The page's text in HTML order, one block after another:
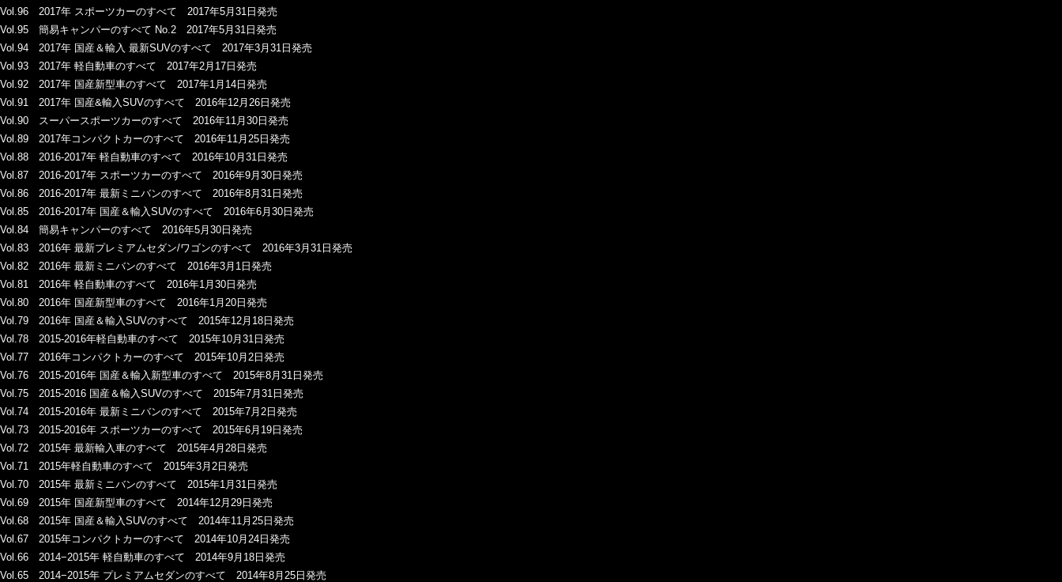
Vol.96 2017年 スポーツカーのすべて 2017年5月31日発売
Vol.95 簡易キャンパーのすべて No.2 2017年5月31日発売
Vol.94 2017年 国産＆輸入 最新SUVのすべて 2017年3月31日発売
Vol.93 2017年 軽自動車のすべて 2017年2月17日発売
Vol.92 2017年 国産新型車のすべて 2017年1月14日発売
Vol.91 2017年 国産&輸入SUVのすべて 2016年12月26日発売
Vol.90 スーパースポーツカーのすべて 2016年11月30日発売
Vol.89 2017年コンパクトカーのすべて 2016年11月25日発売
Vol.88 2016-2017年 軽自動車のすべて 2016年10月31日発売
Vol.87 2016-2017年 スポーツカーのすべて 2016年9月30日発売
Vol.86 2016-2017年 最新ミニバンのすべて 2016年8月31日発売
Vol.85 2016-2017年 国産＆輸入SUVのすべて 2016年6月30日発売
Vol.84 簡易キャンパーのすべて 2016年5月30日発売
Vol.83 2016年 最新プレミアムセダン/ワゴンのすべて 2016年3月31日発売
Vol.82 2016年 最新ミニバンのすべて 2016年3月1日発売
Vol.81 2016年 軽自動車のすべて 2016年1月30日発売
Vol.80 2016年 国産新型車のすべて 2016年1月20日発売
Vol.79 2016年 国産＆輸入SUVのすべて 2015年12月18日発売
Vol.78 2015-2016年軽自動車のすべて 2015年10月31日発売
Vol.77 2016年コンパクトカーのすべて 2015年10月2日発売
Vol.76 2015-2016年 国産＆輸入新型車のすべて 2015年8月31日発売
Vol.75 2015-2016 国産＆輸入SUVのすべて 2015年7月31日発売
Vol.74 2015-2016年 最新ミニバンのすべて 2015年7月2日発売
Vol.73 2015-2016年 スポーツカーのすべて 2015年6月19日発売
Vol.72 2015年 最新輸入車のすべて 2015年4月28日発売
Vol.71 2015年軽自動車のすべて 2015年3月2日発売
Vol.70 2015年 最新ミニバンのすべて 2015年1月31日発売
Vol.69 2015年 国産新型車のすべて 2014年12月29日発売
Vol.68 2015年 国産＆輸入SUVのすべて 2014年11月25日発売
Vol.67 2015年コンパクトカーのすべて 2014年10月24日発売
Vol.66 2014−2015年 軽自動車のすべて 2014年9月18日発売
Vol.65 2014−2015年 プレミアムセダンのすべて 2014年8月25日発売